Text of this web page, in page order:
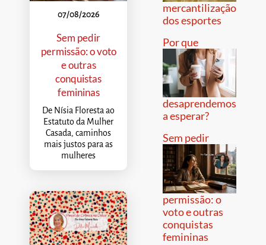
07/08/2026
Sem pedir
permissão: o voto
e outras
conquistas
femininas
De Nísia Floresta ao
Estatuto da Mulher
Casada, caminhos
mais justos para as
mulheres
mercantilização
dos esportes
Por que
desaprendemos
a esperar?
Sem pedir
permissão: o
voto e outras
conquistas
femininas